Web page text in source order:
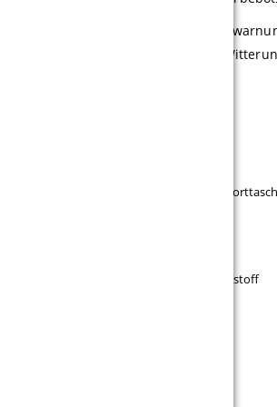
Wir empfehlen, die Fahnen bei
starken Windböen und schlechten
Kunststoff-Standfuß und
des Motivs dank dünnem Fahnenstoff